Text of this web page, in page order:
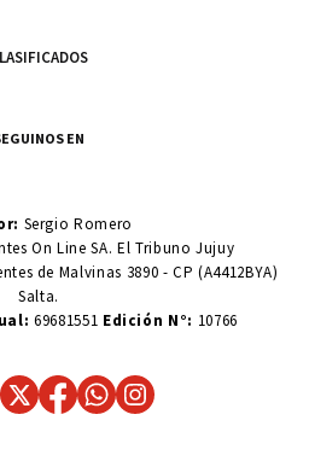
EN
Sergio Romero
On Line SA. El Tribuno Jujuy
de Malvinas 3890 - CP (A4412BYA)
Salta.
69681551 Edición N°: 10766